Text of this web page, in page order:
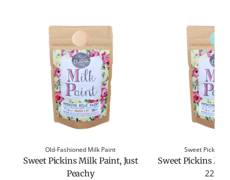
Old-Fashioned Milk Paint
Sweet Pickins Milk Paint, Just
Peachy
Sweet Pickins
Sweet Pickins
22,90